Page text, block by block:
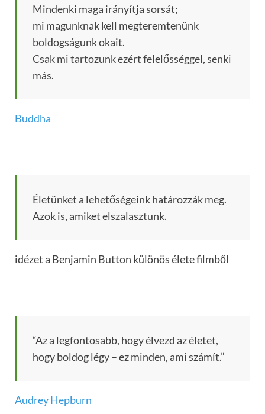
Mindenki maga irányítja sorsát;
mi magunknak kell megteremtenünk
boldogságunk okait.
Csak mi tartozunk ezért felelősséggel, senki
más.
Buddha
Életünket a lehetőségeink határozzák meg.
Azok is, amiket elszalasztunk.
idézet a Benjamin Button különös élete filmből
“Az a legfontosabb, hogy élvezd az életet,
hogy boldog légy – ez minden, ami számít.”
Audrey Hepburn